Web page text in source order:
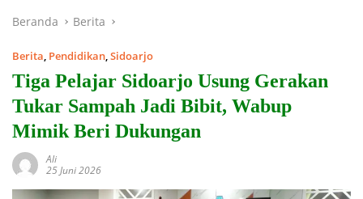
Beranda Berita
Berita, Pendidikan,Sidoarjo
Tiga Pelajar Sidoarjo Usung Gerakan
Tukar Sampah Jadi Bibit, Wabup
Mimik Beri Dukungan
Ali
25 Juni 2026